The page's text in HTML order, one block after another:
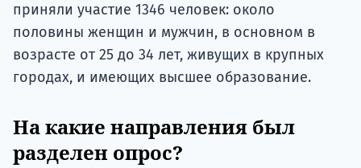
приняли участие 1346 человек: около
половины женщин и мужчин, в основном в
возрасте от 25 до 34 лет, живущих в крупных
городах, и имеющих высшее образование.
На какие направления был
разделен опрос?